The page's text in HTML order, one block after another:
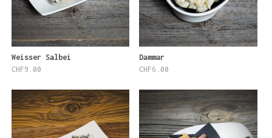
Weisser Salbei
CHF9.00
Dammar
CHF6.00